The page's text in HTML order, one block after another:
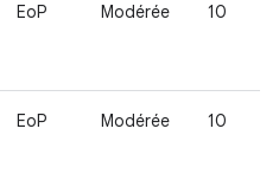
EoP Modérée 10
EoP Modérée 10